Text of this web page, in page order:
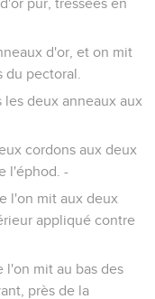
pur, tressées en
d'or, et on mit
pectoral.
les deux anneaux aux
cordons aux deux
l'éphod. -
l'on mit aux deux
appliqué contre
l'on mit au bas des
près de la